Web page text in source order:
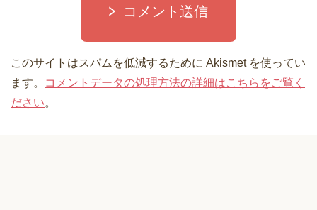
コメント送信
このサイトはスパムを低減するために Akismet を使ってい
ます。
コメントデータの処理方法の詳細はこちらをご覧く
ださい。